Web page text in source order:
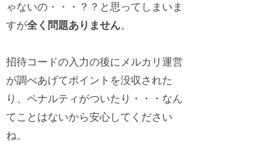
ゃないの・・・？？と思ってしまいま
すが全く問題ありません。
招待コードの入力の後にメルカリ運営
が調べあげてポイントを没収された
り、ペナルティがついたり・・・なん
てことはないから安心してください
ね。